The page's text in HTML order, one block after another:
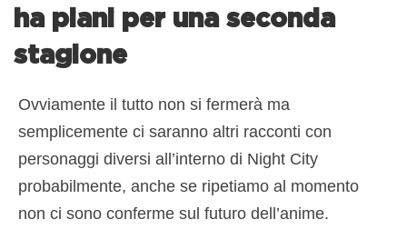
ha piani per una seconda
stagione
Ovviamente il tutto non si fermerà ma
semplicemente ci saranno altri racconti con
personaggi diversi all’interno di Night City
probabilmente, anche se ripetiamo al momento
non ci sono conferme sul futuro dell’anime.